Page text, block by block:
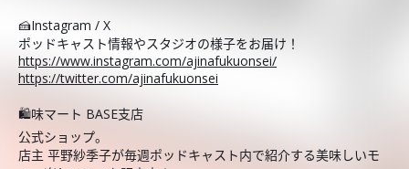
🍰Instagram / X
ポッドキャスト情報やスタジオの様子をお届け！
https://www.instagram.com/ajinafukuonsei/
https://twitter.com/ajinafukuonsei
🛍️味マート BASE支店
公式ショップ。
店主 平野紗季子が毎週ポッドキャスト内で紹介する美味しいモ